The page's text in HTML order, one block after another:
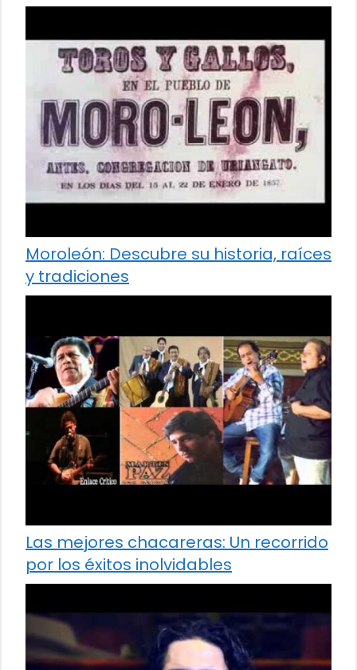
Moroleón: Descubre su historia, raíces
y tradiciones
Las mejores chacareras: Un recorrido
por los éxitos inolvidables